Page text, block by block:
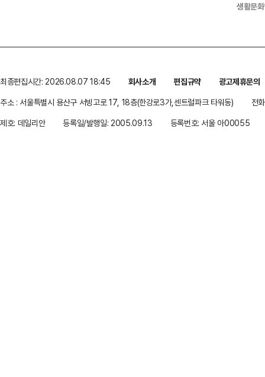
생활문
최종편집시간: 2026.08.07 18:45 회사소개 편집규약
광고제휴문의
주소 : 서울특별시 용산구 서빙고로 17, 18층(한강로3가,센트럴파크 타워동)
전
제호: 데일리안
등록일/발행일: 2005.09.13 등록번호: 서울 아00055